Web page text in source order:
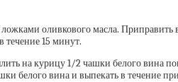
ложками оливкового масла.
течение 15 минут.
на курицу 1/2 чашки белого вина
белого вина и выпекать в течение